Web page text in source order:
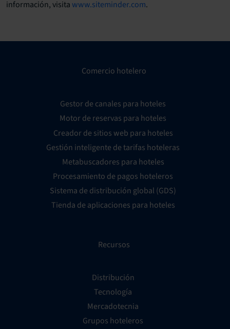
información, visitawww.siteminder.com.
Comercio hotelero
Gestor de canales para hoteles
Motor de reservas para hoteles
Creador de sitios web para hoteles
Gestión inteligente de tarifas hoteleras
Metabuscadores para hoteles
Procesamiento de pagos hoteleros
Sistema de distribución global (GDS)
Tienda de aplicaciones para hoteles
Recursos
Distribución
Tecnología
Mercadotecnia
Grupos hoteleros